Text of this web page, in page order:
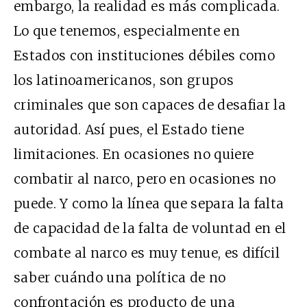
embargo, la realidad es más complicada.
Lo que tenemos, especialmente en
Estados con instituciones débiles como
los latinoamericanos, son grupos
criminales que son capaces de desafiar la
autoridad. Así pues, el Estado tiene
limitaciones. En ocasiones no quiere
combatir al narco, pero en ocasiones no
puede. Y como la línea que separa la falta
de capacidad de la falta de voluntad en el
combate al narco es muy tenue, es difícil
saber cuándo una política de no
confrontación es producto de una